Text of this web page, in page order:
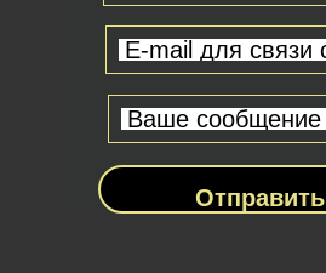
Отправить